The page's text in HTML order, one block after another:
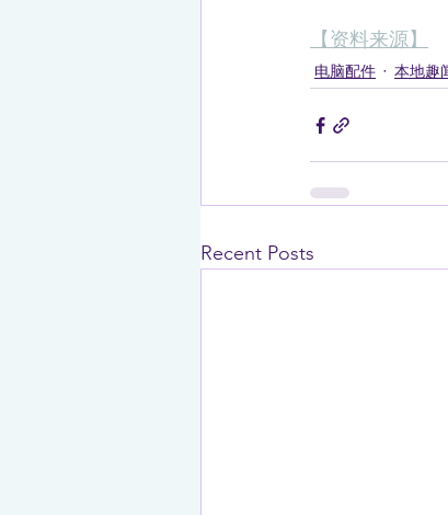
【资料来源】
电脑配件 本地趣
Recent Posts